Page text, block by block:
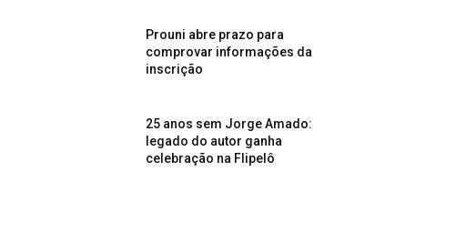
Prouni abre prazo para
comprovar informações da
inscrição
25 anos sem Jorge Amado:
legado do autor ganha
celebração na Flipelô